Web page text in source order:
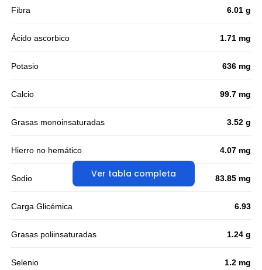
Ver tabla completa
Fibra 6.01 g
Ácido ascorbico 1.71 mg
Potasio 636 mg
Calcio 99.7 mg
Grasas monoinsaturadas 3.52 g
Hierro no hemático 4.07 mg
Sodio 83.85 mg
Carga Glicémica 6.93
Grasas poliinsaturadas 1.24 g
Selenio 1.2 mg